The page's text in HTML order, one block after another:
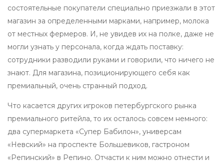
состоятельные покупатели специально приезжали в этот
магазин за определенными марками, например, молока
от местных фермеров. И, не увидев их на полке, даже не
могли узнать у персонала, когда ждать поставку:
сотрудники разводили руками и говорили, что ничего не
знают. Для магазина, позиционирующего себя как
премиальный, очень странный подход.
Что касается других игроков петербургского рынка
премиального ритейла, то их осталось совсем немного:
два супермаркета «Супер Бабилон», универсам
«Невский» на проспекте Большевиков, гастроном
«Репинский» в Репино. Отчасти к ним можно отнести и